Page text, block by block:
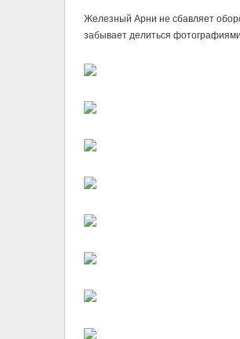
Железный Арни не сбавляет
забывает делиться